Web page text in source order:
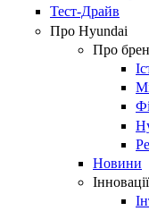
Тест-Драйв
Про Hyundai
Про
Новини
Інновації